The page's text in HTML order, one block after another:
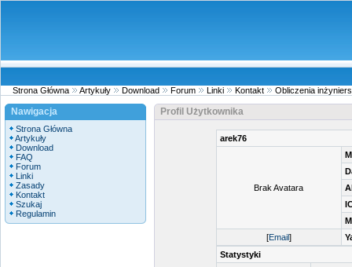
Strona Główna Artykuły Download Forum Linki Kontakt Obliczenia
Nawigacja
Strona Główna
Artykuły
Download
FAQ
Forum
Linki
Zasady
Kontakt
Szukaj
Regulamin
Profil Użytkownika
arek76
Brak Avatara
[Email]
Statystyki